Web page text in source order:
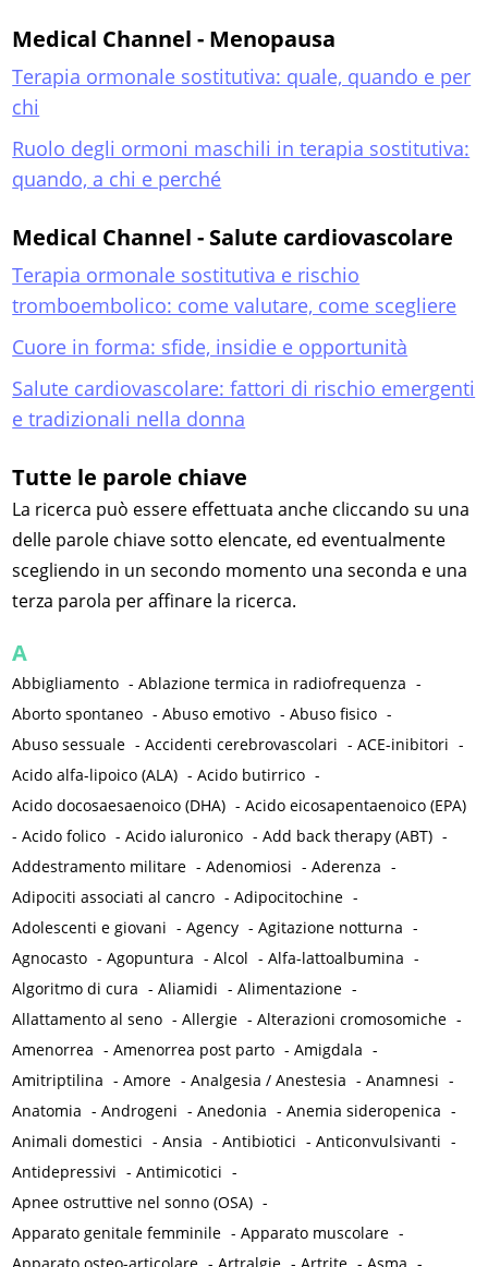
Medical Channel - Menopausa
Terapia ormonale sostitutiva: quale, quando e per
chi
Ruolo degli ormoni maschili in terapia sostitutiva:
quando, a chi e perché
Medical Channel - Salute cardiovascolare
Terapia ormonale sostitutiva e rischio
tromboembolico: come valutare, come scegliere
Cuore in forma: sfide, insidie e opportunità
Salute cardiovascolare: fattori di rischio emergenti
e tradizionali nella donna
Tutte le parole chiave
La ricerca può essere effettuata anche cliccando su una
delle parole chiave sotto elencate, ed eventualmente
scegliendo in un secondo momento una seconda e una
terza parola per affinare la ricerca.
A
Abbigliamento -Ablazione termica in radiofrequenza -
Aborto spontaneo -Abuso emotivo -Abuso fisico -
Abuso sessuale -Accidenti cerebrovascolari -ACE-inibitori -
Acido alfa-lipoico (ALA) -Acido butirrico -
Acido docosaesaenoico (DHA) -Acido eicosapentaenoico (EPA)
-Acido folico -Acido ialuronico -Add back therapy (ABT) -
Addestramento militare -Adenomiosi -Aderenza -
Adipociti associati al cancro -Adipocitochine -
Adolescenti e giovani -Agency -Agitazione notturna -
Agnocasto -Agopuntura -Alcol -Alfa-lattoalbumina -
Algoritmo di cura -Aliamidi -Alimentazione -
Allattamento al seno -Allergie -Alterazioni cromosomiche -
Amenorrea -Amenorrea post parto -Amigdala -
Amitriptilina -Amore -Analgesia / Anestesia -Anamnesi -
Anatomia -Androgeni -Anedonia -Anemia sideropenica -
Animali domestici -Ansia -Antibiotici -Anticonvulsivanti -
Antidepressivi -Antimicotici -
Apnee ostruttive nel sonno (OSA) -
Apparato genitale femminile -Apparato muscolare -